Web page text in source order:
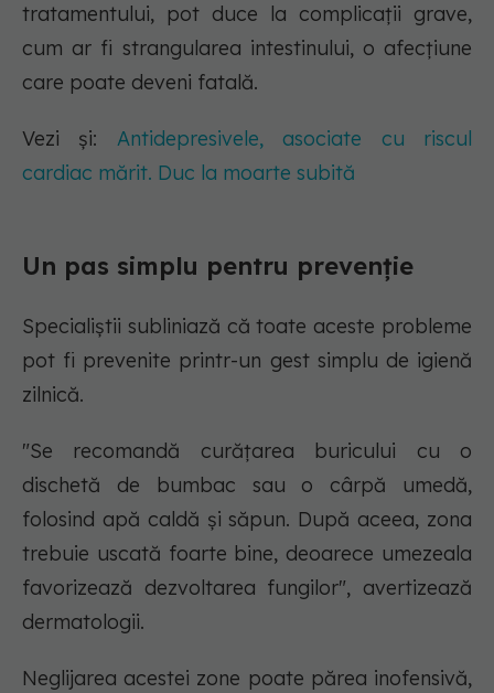
tratamentului, pot duce la complicații grave,
cum ar fi strangularea intestinului, o afecțiune
care poate deveni fatală.
Vezi și: Antidepresivele, asociate cu riscul
cardiac mărit. Duc la moarte subită
Un pas simplu pentru prevenție
Specialiștii subliniază că toate aceste probleme
pot fi prevenite printr-un gest simplu de igienă
zilnică.
"Se recomandă curățarea buricului cu o
dischetă de bumbac sau o cârpă umedă,
folosind apă caldă și săpun. După aceea, zona
trebuie uscată foarte bine, deoarece umezeala
favorizează dezvoltarea fungilor", avertizează
dermatologii.
Neglijarea acestei zone poate părea inofensivă,